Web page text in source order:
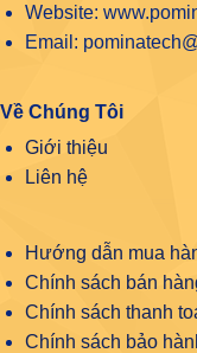
Website:
Email:
Về Chúng Tôi
Giới thiệu
Liên hệ
Hướng dẫn mua
Chính sách bán
Chính sách thanh
Chính sách bảo